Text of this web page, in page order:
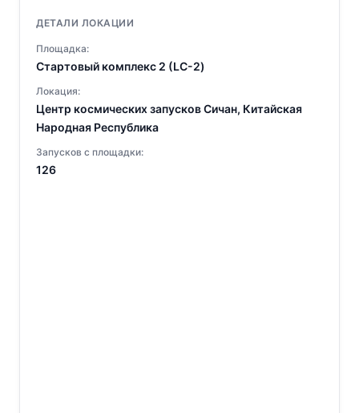
ДЕТАЛИ ЛОКАЦИИ
Площадка:
Стартовый комплекс 2 (LC-2)
Локация:
Центр космических запусков Сичан, Китайская
Народная Республика
Запусков с площадки:
126